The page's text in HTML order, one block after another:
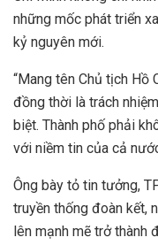
những mốc phát triển
kỷ nguyên mới.
“Mang tên Chủ tịch Hồ
đồng thời là trách
biệt. Thành phố phải
với niềm tin của cả
Ông bày tỏ tin tưởng,
truyền thống đoàn kết,
lên mạnh mẽ trở thành